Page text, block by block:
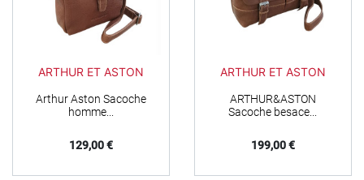
ARTHUR ET ASTON
Arthur Aston Sacoche
homme...
Prix
129,00 €
ARTHUR ET ASTON
ARTHUR&ASTON
Sacoche besace...
Prix
199,00 €